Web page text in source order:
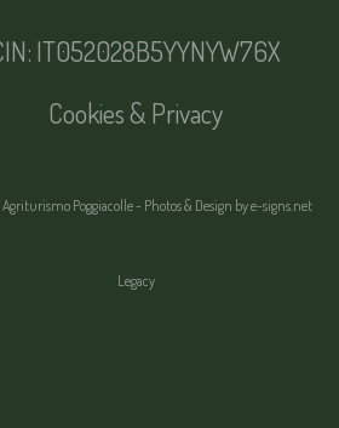
IT052028B5YYNYW76X
Cookies & Privacy
Poggiacolle - Photos & Design bye-signs.net
Legacy